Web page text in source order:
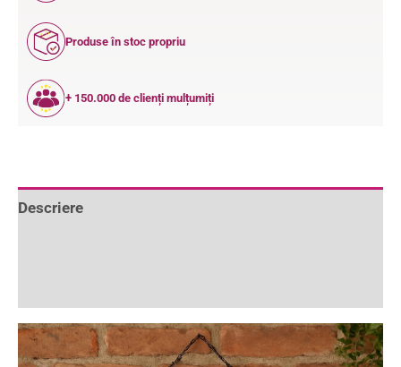
Produse în stoc propriu
+ 150.000 de clienți mulțumiți
Descriere